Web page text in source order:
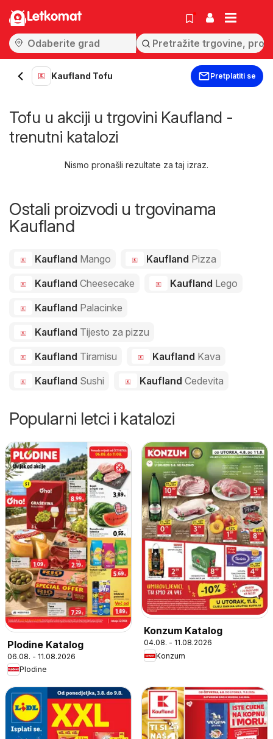
Letkomat
Kaufland Tofu Pretplatiti se
Tofu u akciji u trgovini Kaufland -
trenutni katalozi
Nismo pronašli rezultate za taj izraz.
Ostali proizvodi u trgovinama
Kaufland
Kaufland Mango Kaufland Pizza
Kaufland Cheesecake Kaufland Lego
Kaufland Palacinke
Kaufland Tijesto za pizzu
Kaufland Tiramisu Kaufland Kava
Kaufland Sushi Kaufland Cedevita
Popularni letci i katalozi
Plodine Katalog
06.08. - 11.08.2026
Plodine
Konzum Katalog
04.08. - 11.08.2026
Konzum